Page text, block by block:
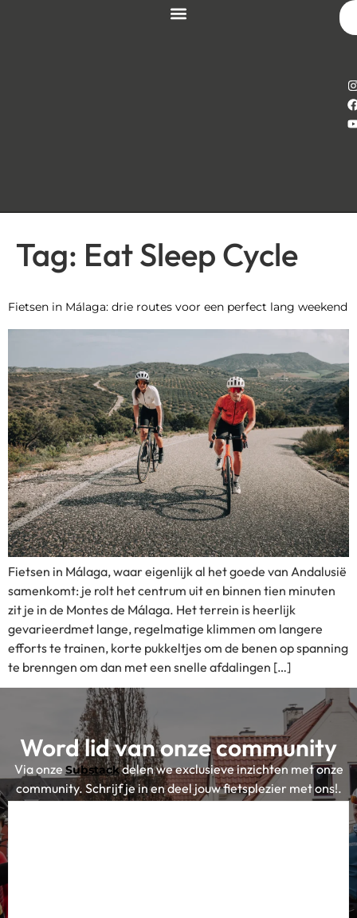
Tag: Eat Sleep Cycle
Fietsen in Málaga: drie routes voor een perfect lang weekend
Fietsen in Málaga, waar eigenlijk al het goede van Andalusië
samenkomt: je rolt het centrum uit en binnen tien minuten
zit je in de Montes de Málaga. Het terrein is heerlijk
gevarieerdmet lange, regelmatige klimmen om langere
efforts te trainen, korte pukkeltjes om de benen op spanning
te brenngen om dan met een snelle afdalingen […]
Word lid van onze community
Via onze Substackdelen we exclusieve inzichten met onze
community. Schrijf je in en deel jouw fietsplezier met ons!.